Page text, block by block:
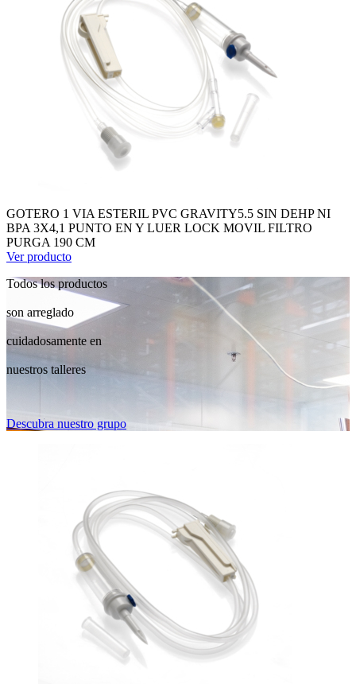
GOTERO 1 VIA ESTERIL PVC GRAVITY5.5 SIN DEHP NI
BPA 3X4,1 PUNTO EN Y LUER LOCK MOVIL FILTRO
PURGA 190 CM
Ver producto
Todos los productos
son arreglado
cuidadosamente en
nuestros talleres
Descubra nuestro grupo